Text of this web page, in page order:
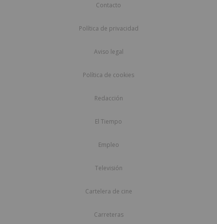
Contacto
Política de privacidad
Aviso legal
Política de cookies
Redacción
El Tiempo
Empleo
Televisión
Cartelera de cine
Carreteras